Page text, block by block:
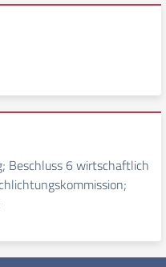
Beschluss 6 wirtschaftlich